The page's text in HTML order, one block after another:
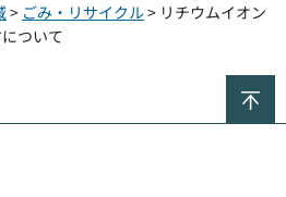
> ごみ・リサイクル> リチウムイオン
ついて